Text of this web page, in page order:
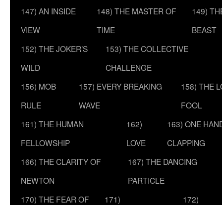
147) AN INSIDE
VIEW
148) THE MASTER OF
TIME
149)
BEAST
152) THE JOKER’S
WILD
153) THE COLLECTIVE
CHALLENGE
156) MOB
RULE
157) EVERY BREAKING
WAVE
158) THE
FOOL
161) THE HUMAN
FELLOWSHIP
162)
LOVE
163) ONE
CLAPPING
166) THE CLARITY OF
NEWTON
167) THE DANCING
PARTICLE
170) THE FEAR OF
171)
172)